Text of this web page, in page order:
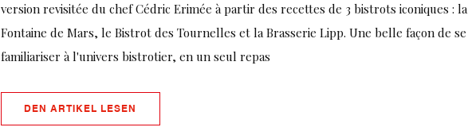
version revisitée du chef Cédric Erimée à partir des recettes de 3 bistrots iconiques : la
Fontaine de Mars, le Bistrot des Tournelles et la Brasserie Lipp. Une belle façon de se
familiariser à l'univers bistrotier, en un seul repas
DEN ARTIKEL LESEN